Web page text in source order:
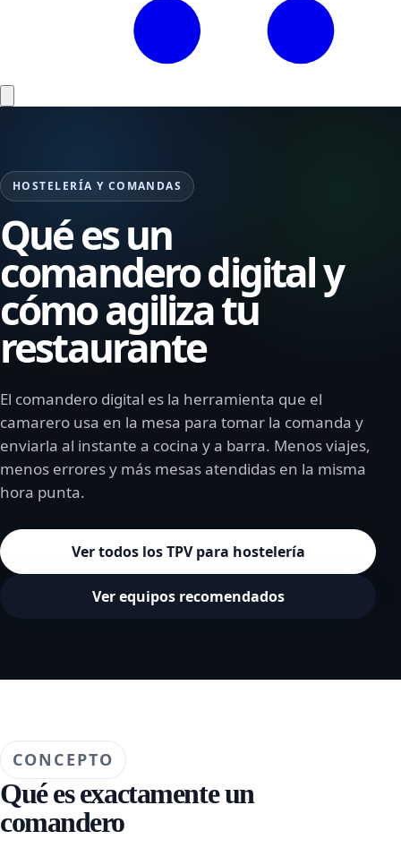
HOSTELERÍA Y COMANDAS
Qué es un
comandero digital y
cómo agiliza tu
restaurante
El comandero digital es la herramienta que el
camarero usa en la mesa para tomar la comanda y
enviarla al instante a cocina y a barra. Menos viajes,
menos errores y más mesas atendidas en la misma
hora punta.
Ver todos los TPV para hostelería
Ver equipos recomendados
CONCEPTO
Qué es exactamente un
comandero